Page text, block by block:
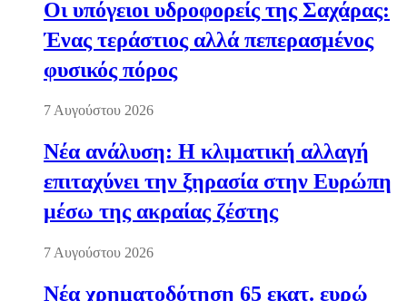
Οι υπόγειοι υδροφορείς της Σαχάρας:
Ένας τεράστιος αλλά πεπερασμένος
φυσικός πόρος
7 Αυγούστου 2026
Νέα ανάλυση: Η κλιματική αλλαγή
επιταχύνει την ξηρασία στην Ευρώπη
μέσω της ακραίας ζέστης
7 Αυγούστου 2026
Νέα χρηματοδότηση 65 εκατ. ευρώ